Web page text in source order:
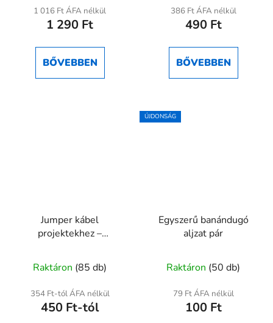
átlagos
értékelése
ből
1 016 Ft ÁFA nélkül
1 290 Ft
BŐVEBBEN
átlagos
értékelése
ből
386 Ft ÁFA nélkül
490 Ft
BŐVEBBEN
Jumper kábel
projektekhez –
Anya / Anya-Apa / Apa-
Apatermék
átlagos
értékelése
Raktáron (85 db)
354 Ft-tól ÁFA nélkül
450 Ft-tól
ÚJDONSÁG
Egyszerű banándugó
aljzat pár
Raktáron (50 db)
79 Ft ÁFA nélkül
100 Ft